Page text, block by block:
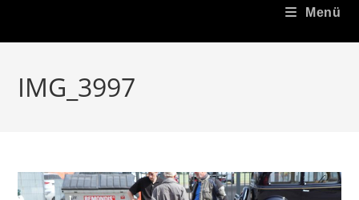
Menü
IMG_3997